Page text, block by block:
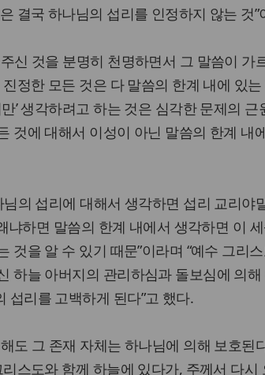
결국 하나님의 섭리를 인정하지 않는 것”
신 것을 분명히 천명하면서 그 말씀이 가
정한 모든 것은 다 말씀의 한계 내에 있는
’ 생각하려고 하는 것은 심각한 문제의 근
것에 대해서 이성이 아닌 말씀의 한계 내
의 섭리에 대해서 생각하면 섭리 교리야
냐하면 말씀의 한계 내에서 생각하면 이
것을 알 수 있기 때문”이라며 “예수 그리
하늘 아버지의 관리하심과 돌보심에 의해
섭리를 고백하게 된다”고 했다.
도 그 존재 자체는 하나님에 의해 보호된
스도와 함께 하늘에 있다가, 주께서 다시